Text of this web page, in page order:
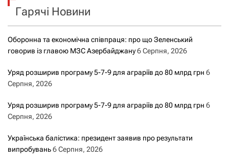
Гарячі Новини
Оборонна та економічна співпраця: про що Зеленський
говорив із главою МЗС Азербайджану6 Серпня, 2026
Уряд розширив програму 5-7-9 для аграріїв до 80 млрд грн 6
Серпня, 2026
Уряд розширив програму 5-7-9 для аграріїв до 80 млрд грн 6
Серпня, 2026
Українська балістика: президент заявив про результати
випробувань6 Серпня, 2026